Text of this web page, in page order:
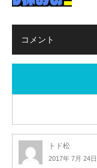
コメント
トド松
2017年 7月 24日